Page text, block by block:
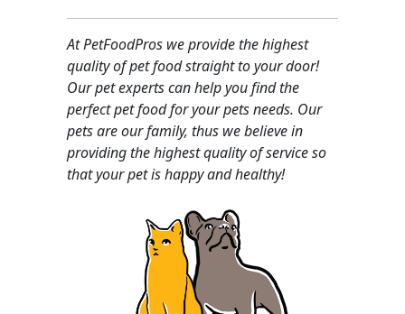
At PetFoodPros we provide the highest
quality of pet food straight to your door!
Our pet experts can help you find the
perfect pet food for your pets needs. Our
pets are our family, thus we believe in
providing the highest quality of service so
that your pet is happy and healthy!